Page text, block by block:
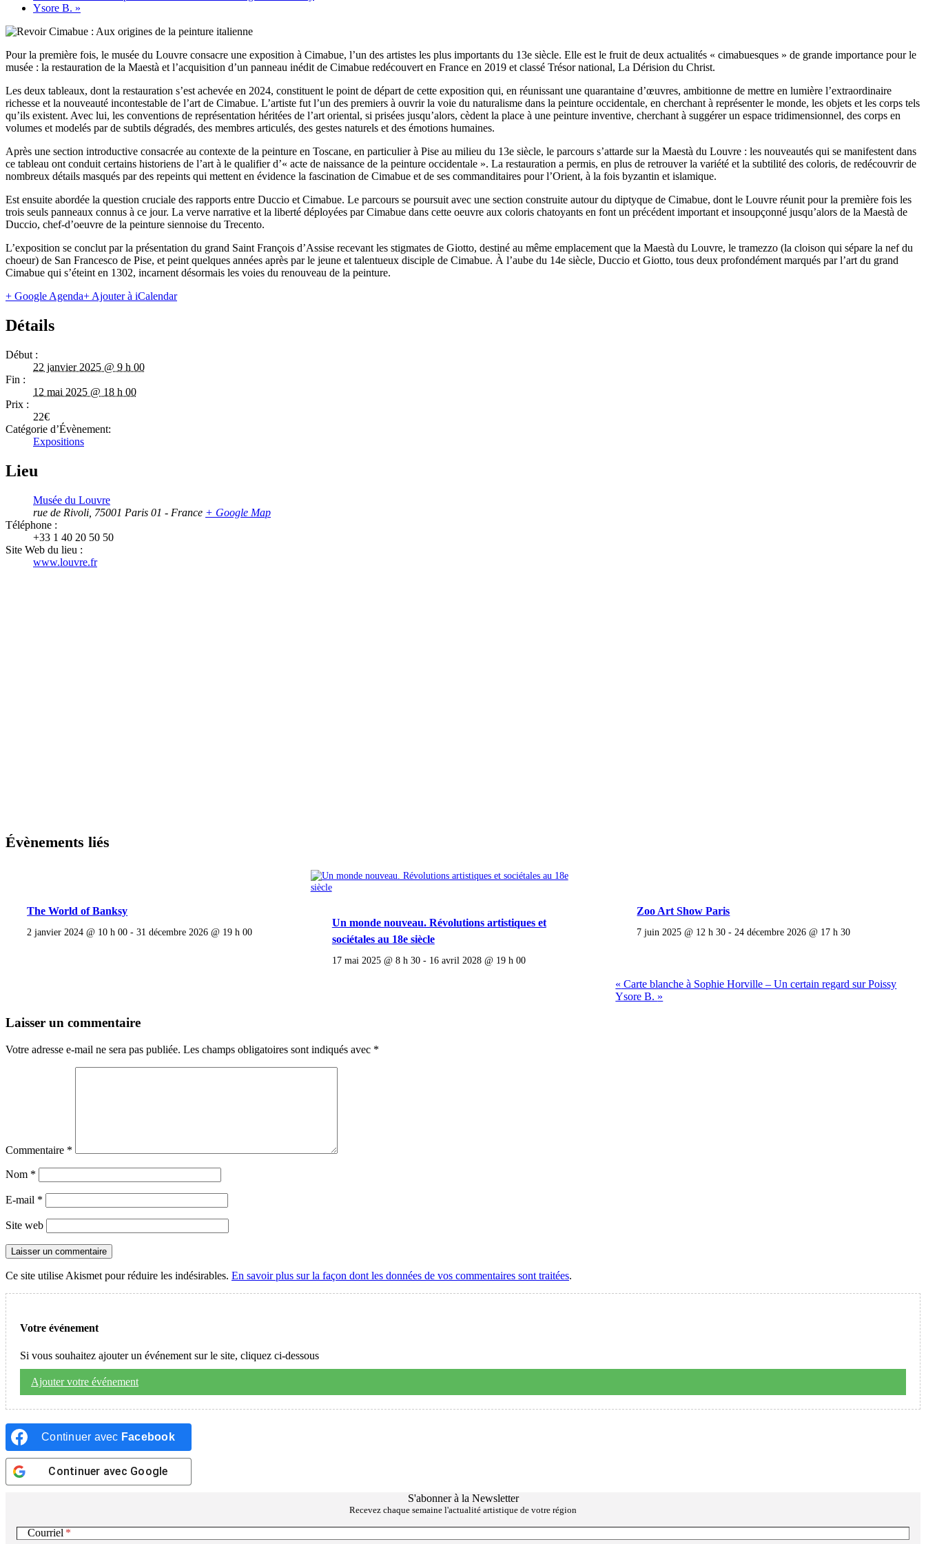
Ysore B. »
Pour la première fois, le musée du Louvre consacre une exposition à Cimabue, l’un des artistes les plus importants du 13e siècle. Elle est le fruit de deux actualités « cimabuesques » de grande importance pour le
musée : la restauration de la Maestà et l’acquisition d’un panneau inédit de Cimabue redécouvert en France en 2019 et classé Trésor national, La Dérision du Christ.
Les deux tableaux, dont la restauration s’est achevée en 2024, constituent le point de départ de cette exposition qui, en réunissant une quarantaine d’œuvres, ambitionne de mettre en lumière l’extraordinaire
richesse et la nouveauté incontestable de l’art de Cimabue. L’artiste fut l’un des premiers à ouvrir la voie du naturalisme dans la peinture occidentale, en cherchant à représenter le monde, les objets et les corps tels
qu’ils existent. Avec lui, les conventions de représentation héritées de l’art oriental, si prisées jusqu’alors, cèdent la place à une peinture inventive, cherchant à suggérer un espace tridimensionnel, des corps en
volumes et modelés par de subtils dégradés, des membres articulés, des gestes naturels et des émotions humaines.
Après une section introductive consacrée au contexte de la peinture en Toscane, en particulier à Pise au milieu du 13e siècle, le parcours s’attarde sur la Maestà du Louvre : les nouveautés qui se manifestent dans
ce tableau ont conduit certains historiens de l’art à le qualifier d’« acte de naissance de la peinture occidentale ». La restauration a permis, en plus de retrouver la variété et la subtilité des coloris, de redécouvrir de
nombreux détails masqués par des repeints qui mettent en évidence la fascination de Cimabue et de ses commanditaires pour l’Orient, à la fois byzantin et islamique.
Est ensuite abordée la question cruciale des rapports entre Duccio et Cimabue. Le parcours se poursuit avec une section construite autour du diptyque de Cimabue, dont le Louvre réunit pour la première fois les
trois seuls panneaux connus à ce jour. La verve narrative et la liberté déployées par Cimabue dans cette oeuvre aux coloris chatoyants en font un précédent important et insoupçonné jusqu’alors de la Maestà de
Duccio, chef-d’oeuvre de la peinture siennoise du Trecento.
L’exposition se conclut par la présentation du grand Saint François d’Assise recevant les stigmates de Giotto, destiné au même emplacement que la Maestà du Louvre, le tramezzo (la cloison qui sépare la nef du
choeur) de San Francesco de Pise, et peint quelques années après par le jeune et talentueux disciple de Cimabue. À l’aube du 14e siècle, Duccio et Giotto, tous deux profondément marqués par l’art du grand
Cimabue qui s’éteint en 1302, incarnent désormais les voies du renouveau de la peinture.
+ Google Agenda+ Ajouter à iCalendar
Détails
Début :
22 janvier 2025 @ 9 h 00
Fin :
12 mai 2025 @ 18 h 00
Prix :
22€
Catégorie d’Évènement:
Expositions
Lieu
Musée du Louvre
rue de Rivoli 75001 Paris 01 - France + Google Map
Téléphone :
+33 1 40 20 50 50
Site Web du lieu :
www.louvre.fr
Évènements liés
The World of Banksy
2 janvier 2024 @ 10 h 00 -31 décembre 2026 @ 19 h 00
Un monde nouveau. Révolutions artistiques et
sociétales au 18e siècle
17 mai 2025 @ 8 h 30- 16 avril 2028 @ 19 h 00
Zoo Art Show Paris
7 juin 2025 @ 12 h 30 - 24 décembre 2026 @ 17 h 30
« Carte blanche à Sophie Horville – Un certain regard sur Poissy
Ysore B. »
Laisser un commentaire
Votre adresse e-mail ne sera pas publiée. Les champs obligatoires sont indiqués avec *
Commentaire *
Nom *
E-mail *
Site web
Ce site utilise Akismet pour réduire les indésirables. En savoir plus sur la façon dont les données de vos commentaires sont traitées.
Votre événement
Si vous souhaitez ajouter un événement sur le site, cliquez ci-dessous
Ajouter votre événement
Continuer avec Facebook
Continuer avec Google
S'abonner à la Newsletter
Recevez chaque semaine l'actualité artistique de votre région
Courriel